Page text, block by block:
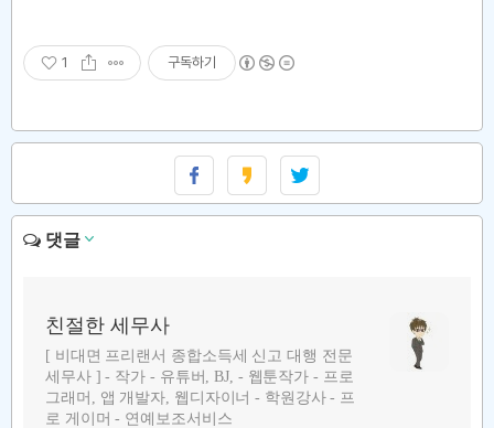
1 구독하기
댓글
친절한 세무사
[ 비대면 프리랜서 종합소득세 신고 대행 전문
세무사 ] - 작가 - 유튜버, BJ, - 웹툰작가 - 프로
그래머, 앱 개발자, 웹디자이너 - 학원강사 - 프
로 게이머 - 연예보조서비스